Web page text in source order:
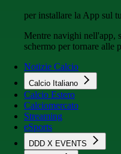
per installare la App sul
Mentre navighi nell'app,
schermo per tornare alle
Notizie Calcio
Calcio Italiano
Calcio Estero
Calciomercato
Streaming
eSports
DDD X EVENTS